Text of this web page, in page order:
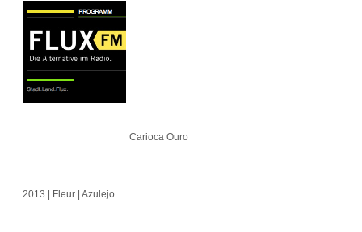
Carioca Ouro
2013 | Fleur | Azulejo | Cubo | Alvorada